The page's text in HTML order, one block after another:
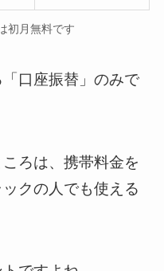
初月無料です
口座振替」のみで
ろは、携帯料金を
クの人でも使える